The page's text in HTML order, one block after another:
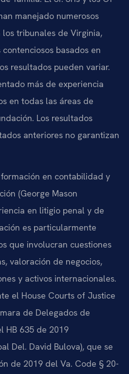
manejado numerosos
los tribunales de Virginia,
basados en
resultados pueden variar.
más de experiencia
en todas las áreas de
Los resultados
anteriores no garantizan
formación en contabilidad y
(George Mason
en litigio penal y de
es particularmente
que involucran cuestiones
valoración de negocios,
y activos internacionales.
el House Courts of Justice
de Delegados de
HB 635 de 2019
Del. David Bulova), que se
de 2019 del Va. Code § 20-